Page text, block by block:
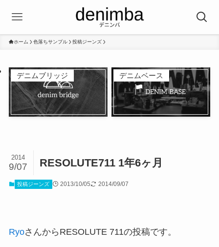
ホーム 色落ちサンプル 投稿ジーンズ
デニムブリッジ デニムベース
RESOLUTE711 1年6ヶ月
2014
9/07
投稿ジーンズ 2013/10/05 2014/09/07
RyoさんからRESOLUTE 711の投稿です。